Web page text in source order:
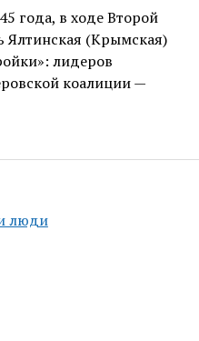
люди
года, в ходе Второй
Ялтинская (Крымская)
лидеров
коалиции —